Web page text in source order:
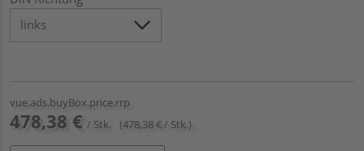
vue.ads.buyBox.price.rrp
478,38 € / Stk. (478,38 € / Stk.)